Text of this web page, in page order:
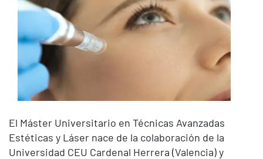
El Máster Universitario en Técnicas Avanzadas
Estéticas y Láser nace de la colaboración de la
Universidad CEU Cardenal Herrera (Valencia) y